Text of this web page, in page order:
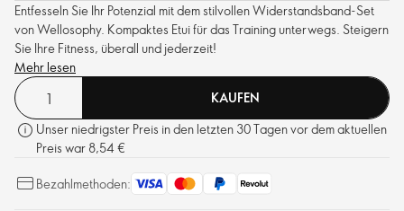
Entfesseln Sie Ihr Potenzial mit dem stilvollen Widerstandsband-Set
von Wellosophy. Kompaktes Etui für das Training unterwegs. Steigern
Sie Ihre Fitness, überall und jederzeit!
Mehr lesen
KAUFEN
Unser niedrigster Preis in den letzten 30 Tagen vor dem aktuellen
Preis war 8,54 €
Bezahlmethoden: